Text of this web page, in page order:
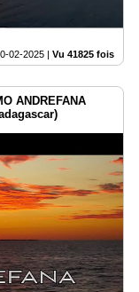
02-2025 | Vu 41825 fois
ANDREFANA